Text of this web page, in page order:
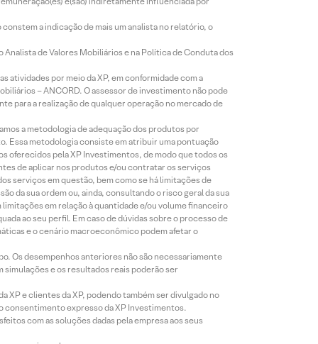
a indicação de mais um analista no relatório, o
de Valores Mobiliários e na Política de Conduta dos
atividades por meio da XP, em conformidade com a
– ANCORD. O assessor de investimento não pode
para a realização de qualquer operação no mercado de
a metodologia de adequação dos produtos por
Essa metodologia consiste em atribuir uma pontuação
oferecidos pela XP Investimentos, de modo que todos os
de aplicar nos produtos e/ou contratar os serviços
serviços em questão, bem como se há limitações de
da sua ordem ou, ainda, consultando o risco geral da sua
em relação à quantidade e/ou volume financeiro
ao seu perfil. Em caso de dúvidas sobre o processo de
e o cenário macroeconômico podem afetar o
Os desempenhos anteriores não são necessariamente
e os resultados reais poderão ser
e clientes da XP, podendo também ser divulgado no
consentimento expresso da XP Investimentos.
com as soluções dadas pela empresa aos seus